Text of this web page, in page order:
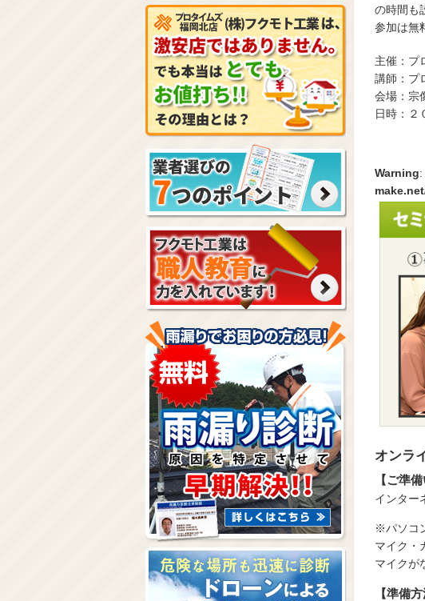
の時間も
参加は無
主催：プ
講師：
会場：宗
日時：２
Warning
オンラ
【ご準
インター
※パソコ
マイク・
マイクが
【準備方